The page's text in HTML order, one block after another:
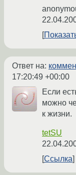
Ответ на:
17:20:49 +00:00
Если
можно
к жизни.
tetSU
Ссылка